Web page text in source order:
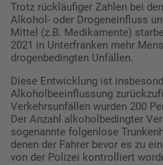
Trotz rückläufiger Zahlen bei
Alkohol- oder Drogeneinfluss
Mittel (z.B. Medikamente)
2021 in Unterfranken mehr
drogenbedingten Unfällen.
Diese Entwicklung ist
Alkoholbeeinflussung
Verkehrsunfällen wurden 200
Der Anzahl alkoholbedingter
sogenannte folgenlose
denen der Fahrer bevor es zu
von der Polizei kontrolliert